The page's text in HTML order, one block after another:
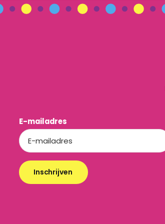
E-mailadres
Inschrijven